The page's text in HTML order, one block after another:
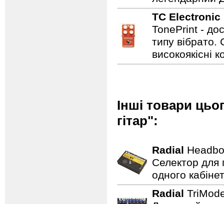
TC Electronic
TonePrint -
типу вібрато.
високоякісні
Інші товари
гітар":
Radial
Селектор для
одного
Radial